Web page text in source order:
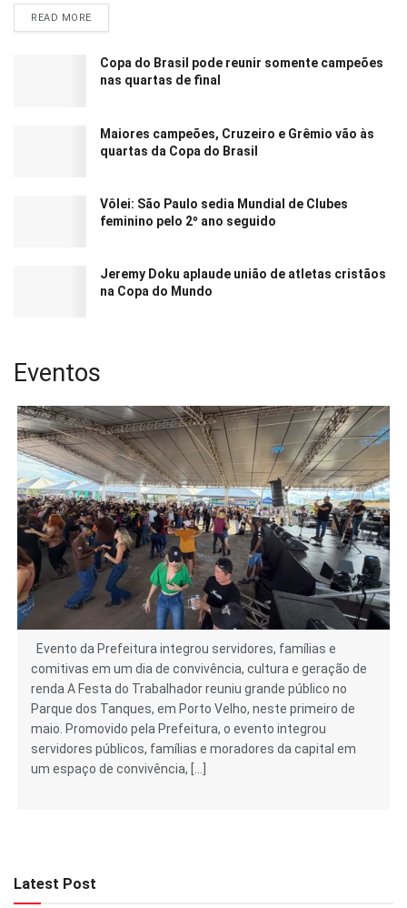
READ MORE
Copa do Brasil pode reunir somente campeões
nas quartas de final
Maiores campeões, Cruzeiro e Grêmio vão às
quartas da Copa do Brasil
Vôlei: São Paulo sedia Mundial de Clubes
feminino pelo 2º ano seguido
Jeremy Doku aplaude união de atletas cristãos
na Copa do Mundo
Eventos
Evento da Prefeitura integrou servidores, famílias e
comitivas em um dia de convivência, cultura e geração de
renda A Festa do Trabalhador reuniu grande público no
Parque dos Tanques, em Porto Velho, neste primeiro de
maio. Promovido pela Prefeitura, o evento integrou
servidores públicos, famílias e moradores da capital em
um espaço de convivência, […]
Latest Post